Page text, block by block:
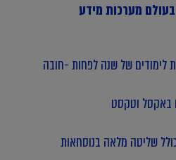
מערכות מידע
לימודים של שנה לפחות -חובה
באקסל וטקסט